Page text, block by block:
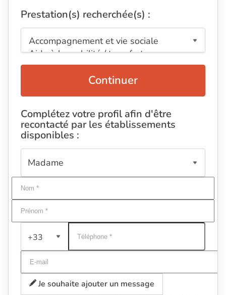
Prestation(s) recherchée(s) :
Continuer
Complétez votre profil afin d'être
recontacté par les établissements
disponibles :
+33
Je souhaite ajouter un message